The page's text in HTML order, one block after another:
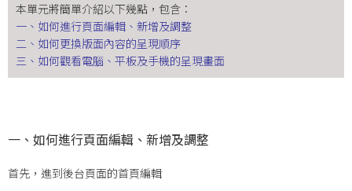
本單元將簡單介紹以下幾點，包含：
一、如何進行頁面編輯、新增及調整
二、如何更換版面內容的呈現順序
三、如何觀看電腦、平板及手機的呈現畫面
一、如何進行頁面編輯、新增及調整
首先，進到後台頁面的首頁編輯